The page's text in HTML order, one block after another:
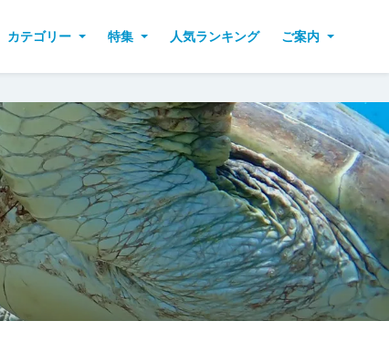
カテゴリー 特集 人気ランキング ご案内